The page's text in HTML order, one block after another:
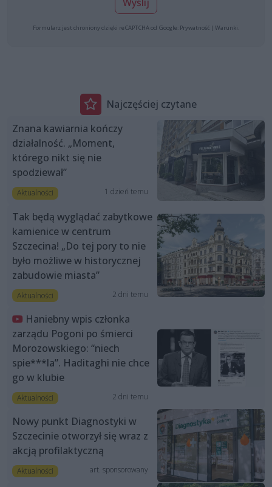
Formularz jest chroniony dzięki reCAPTCHA od Google: Prywatność | Warunki
Najczęściej czytane
Znana kawiarnia kończy
działalność. „Moment,
którego nikt się nie
spodziewał”
Aktualności 1 dzień temu
Tak będą wyglądać zabytkowe
kamienice w centrum
Szczecina! „Do tej pory to nie
było możliwe w historycznej
zabudowie miasta”
Aktualności 2 dni temu
Haniebny wpis członka
zarządu Pogoni po śmierci
Morozowskiego: “niech
spie***la”. Haditaghi nie chce
go w klubie
Aktualności 2 dni temu
Nowy punkt Diagnostyki w
Szczecinie otworzył się wraz z
akcją profilaktyczną
Aktualności art. sponsorowany